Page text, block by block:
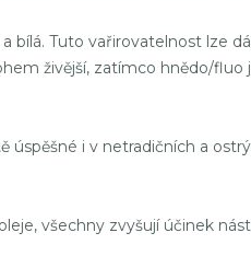
bílá. Tuto vařirovatelnost lze
živější, zatímco hnědo/fluo
i v netradičních a
všechny zvyšují účinek